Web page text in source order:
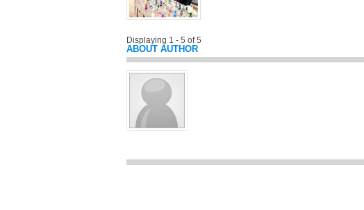
Displaying 1 - 5 of 5
ABOUT AUTHOR